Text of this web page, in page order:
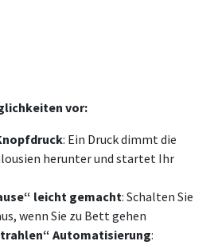
vor:
: Ein Druck dimmt die
herunter und startet Ihr
leicht gemacht: Schalten Sie
wenn Sie zu Bett gehen
Automatisierung: